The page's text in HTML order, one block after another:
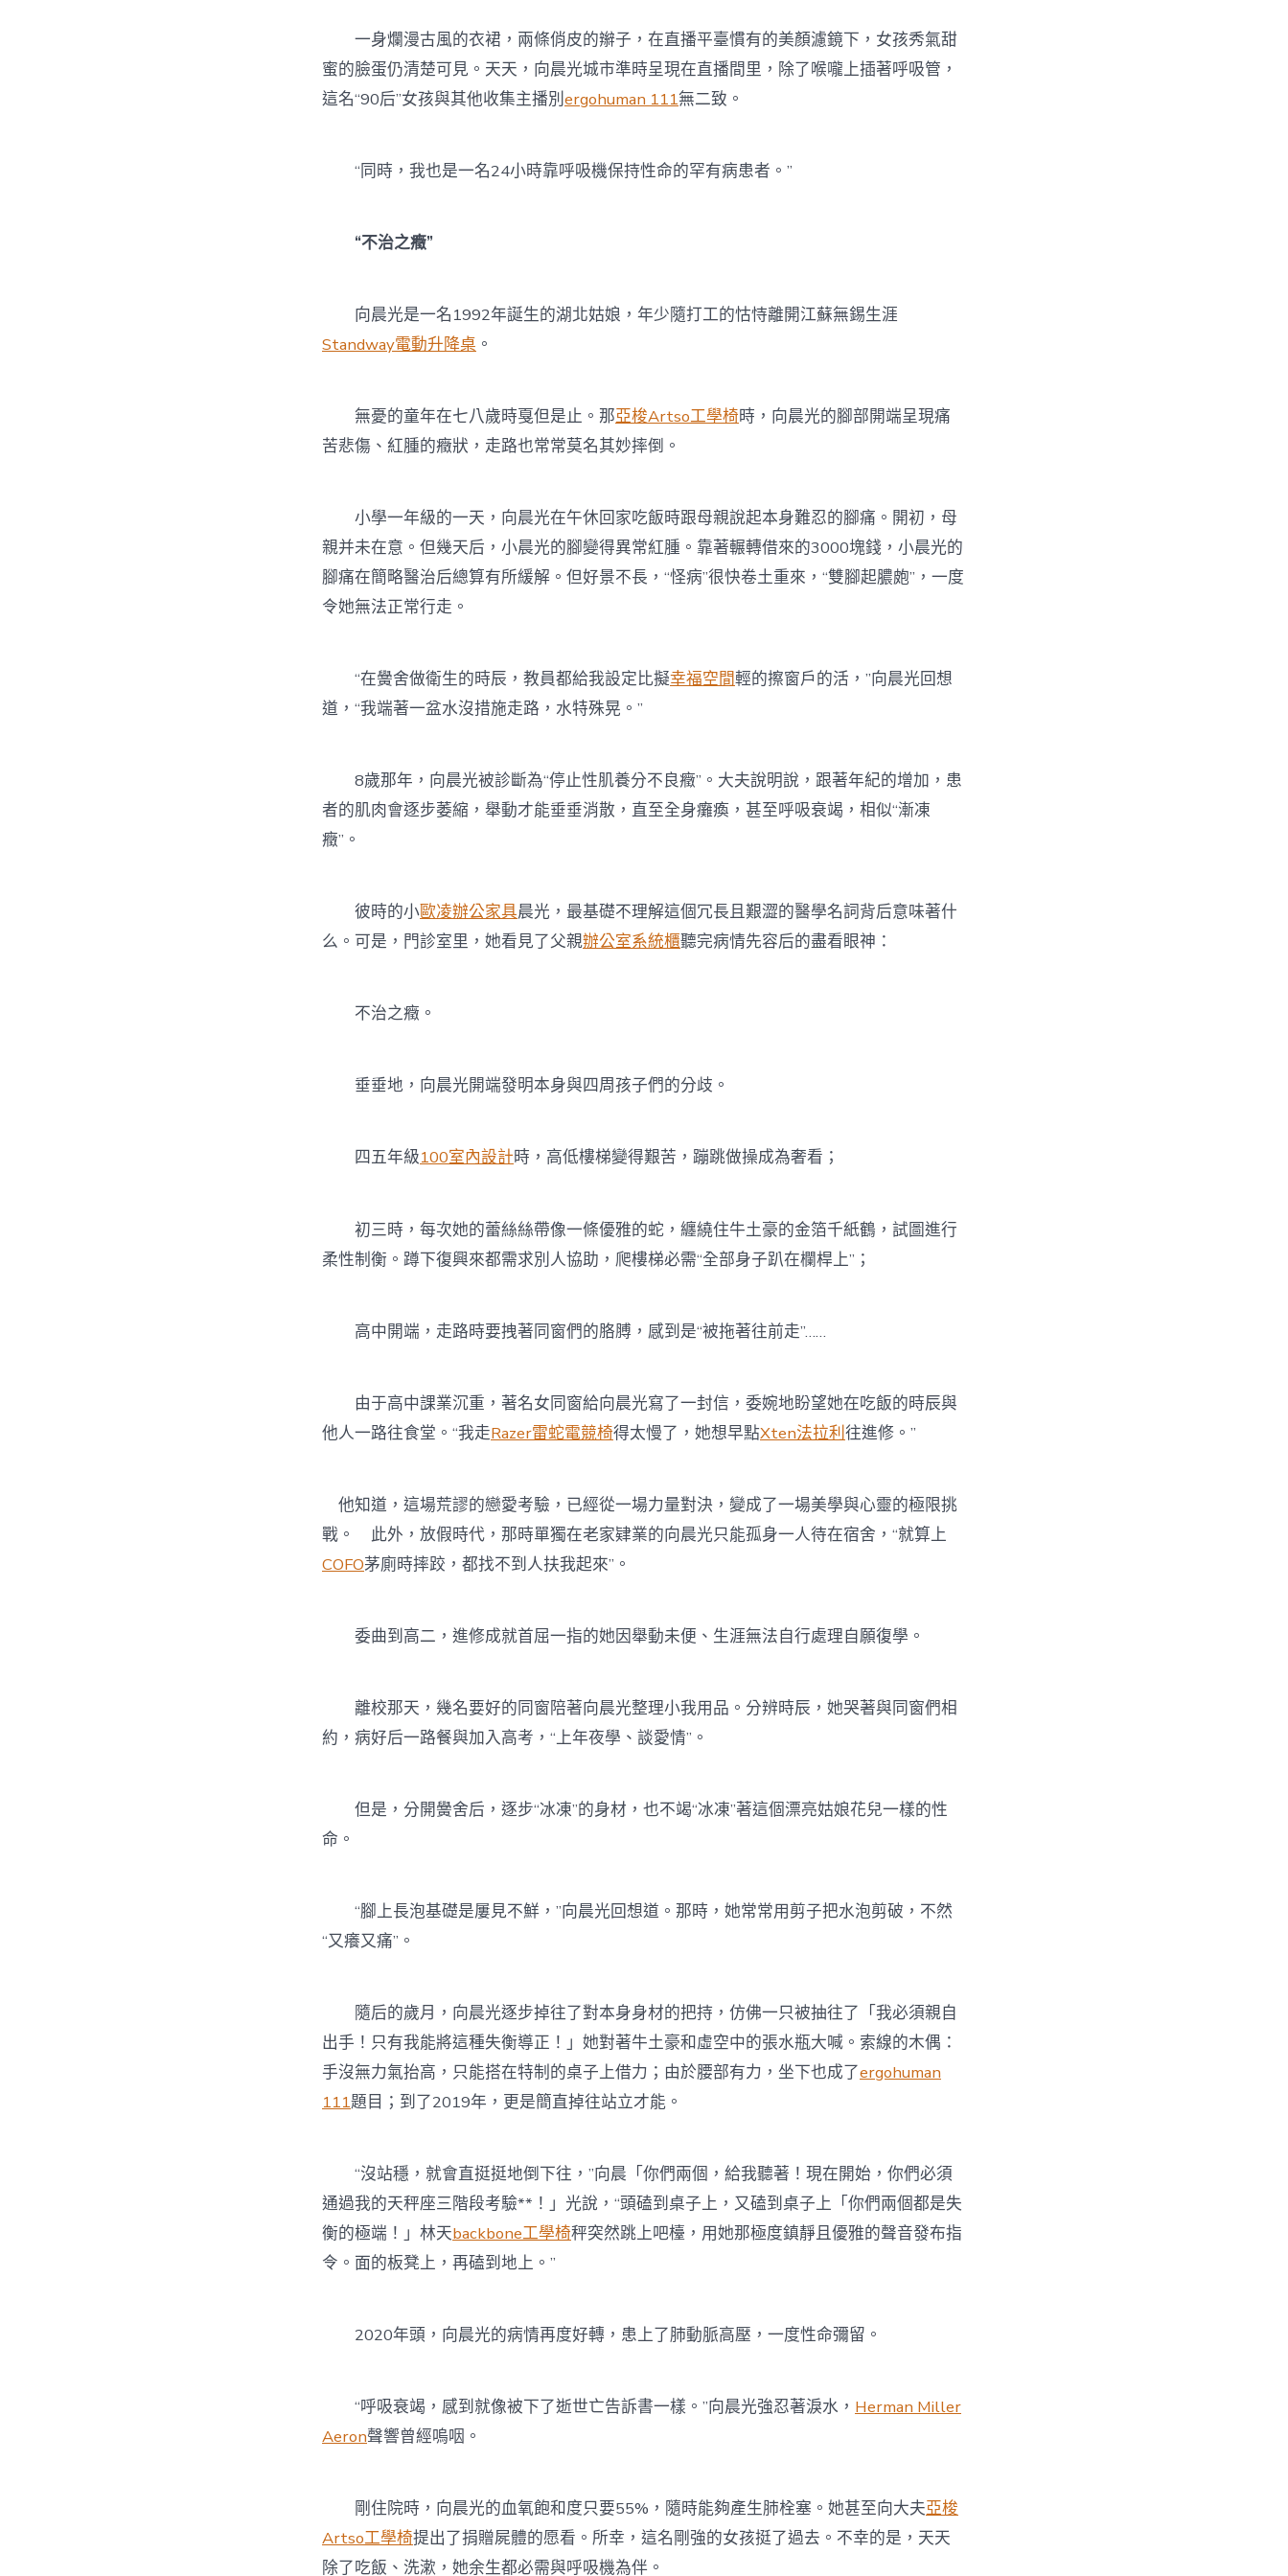
一身爛漫古風的衣裙，兩條俏皮的辮子，在直播平臺慣有的美顏濾鏡下，女孩秀氣甜
蜜的臉蛋仍清楚可見。天天，向晨光城市準時呈現在直播間里，除了喉嚨上插著呼吸管，
這名“90后”女孩與其他收集主播別ergohuman 111無二致。
“同時，我也是一名24小時靠呼吸機保持性命的罕有病患者。”
“不治之癥”
向晨光是一名1992年誕生的湖北姑娘，年少隨打工的怙恃離開江蘇無錫生涯
Standway電動升降桌 。
無憂的童年在七八歲時戛但是止。那亞梭Artso工學椅時，向晨光的腳部開端呈現痛
苦悲傷、紅腫的癥狀，走路也常常莫名其妙摔倒。
小學一年級的一天，向晨光在午休回家吃飯時跟母親說起本身難忍的腳痛。開初，母
親并未在意。但幾天后，小晨光的腳變得異常紅腫。靠著輾轉借來的3000塊錢，小晨光的
腳痛在簡略醫治后總算有所緩解。但好景不長，“怪病”很快卷土重來，“雙腳起膿皰”，一度
令她無法正常行走。
“在黌舍做衛生的時辰，教員都給我設定比擬幸福空間輕的擦窗戶的活，”向晨光回想
道，“我端著一盆水沒措施走路，水特殊晃。”
8歲那年，向晨光被診斷為“停止性肌養分不良癥”。大夫說明說，跟著年紀的增加，患
者的肌肉會逐步萎縮，舉動才能垂垂消散，直至全身癱瘓，甚至呼吸衰竭，相似“漸凍
癥”。
彼時的小歐凌辦公家具晨光，最基礎不理解這個冗長且艱澀的醫學名詞背后意味著什
么。可是，門診室里，她看見了父親辦公室系統櫃聽完病情先容后的盡看眼神：
不治之癥。
垂垂地，向晨光開端發明本身與四周孩子們的分歧。
四五年級100室內設計時，高低樓梯變得艱苦，蹦跳做操成為奢看；
初三時，每次她的蕾絲絲帶像一條優雅的蛇，纏繞住牛土豪的金箔千紙鶴，試圖進行
柔性制衡。蹲下復興來都需求別人協助，爬樓梯必需“全部身子趴在欄桿上”；
高中開端，走路時要拽著同窗們的胳膊，感到是“被拖著往前走”……
由于高中課業沉重，著名女同窗給向晨光寫了一封信，委婉地盼望她在吃飯的時辰與
他人一路往食堂。“我走Razer雷蛇電競椅得太慢了，她想早點Xten法拉利往進修。”
他知道，這場荒謬的戀愛考驗，已經從一場力量對決，變成了一場美學與心靈的極限挑
戰。 此外，放假時代，那時單獨在老家肄業的向晨光只能孤身一人待在宿舍，“就算上
COFO茅廁時摔跤，都找不到人扶我起來”。
委曲到高二，進修成就首屈一指的她因舉動未便、生涯無法自行處理自願復學。
離校那天，幾名要好的同窗陪著向晨光整理小我用品。分辨時辰，她哭著與同窗們相
約，病好后一路餐與加入高考，“上年夜學、談愛情”。
但是，分開黌舍后，逐步“冰凍”的身材，也不竭“冰凍”著這個漂亮姑娘花兒一樣的性
命。
“腳上長泡基礎是屢見不鮮，”向晨光回想道。那時，她常常用剪子把水泡剪破，不然
“又癢又痛”。
隨后的歲月，向晨光逐步掉往了對本身身材的把持，仿佛一只被抽往了「我必須親自
出手！只有我能將這種失衡導正！」她對著牛土豪和虛空中的張水瓶大喊。索線的木偶：
手沒無力氣抬高，只能搭在特制的桌子上借力；由於腰部有力，坐下也成了ergohuman
111題目；到了2019年，更是簡直掉往站立才能。
“沒站穩，就會直挺挺地倒下往，”向晨「你們兩個，給我聽著！現在開始，你們必須
通過我的天秤座三階段考驗**！」光說，“頭磕到桌子上，又磕到桌子上「你們兩個都是失
衡的極端！」林天backbone工學椅秤突然跳上吧檯，用她那極度鎮靜且優雅的聲音發布指
令。面的板凳上，再磕到地上。”
2020年頭，向晨光的病情再度好轉，患上了肺動脈高壓，一度性命彌留。
“呼吸衰竭，感到就像被下了逝世亡告訴書一樣。”向晨光強忍著淚水， Herman Miller
Aeron聲響曾經嗚咽。
剛住院時，向晨光的血氧飽和度只要55%，隨時能夠產生肺栓塞。她甚至向大夫亞梭
Artso工學椅提出了捐贈屍體的愿看。所幸，這名剛強的女孩挺了過去。不幸的是，天天
除了吃飯、洗漱，她余生都必需與呼吸機為伴。